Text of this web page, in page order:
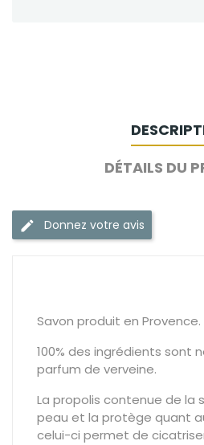
DÉTAILS DU
Donnez votre avis
Savon produit en Provence.
100% des ingrédients sont
parfum de verveine.
La propolis contenue de la
peau et la protège quant
celui-ci permet de